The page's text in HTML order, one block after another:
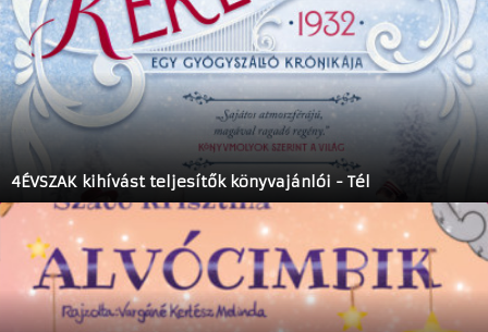
4ÉVSZAK kihívást teljesítők könyvajánlói - Tél